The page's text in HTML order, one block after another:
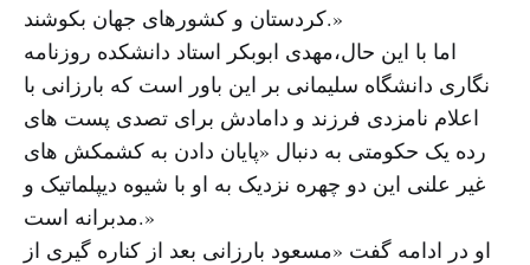
کردستان و کشورهای جهان بکوشند.»
اما با این حال،مهدی ابوبکر استاد دانشکده روزنامه
نگاری دانشگاه سلیمانی بر این باور است که بارزانی با
اعلام نامزدی فرزند و دامادش برای تصدی پست های
رده یک حکومتی به دنبال «پایان دادن به کشمکش های
غیر علنی این دو چهره نزدیک به او با شیوه دیپلماتیک و
مدبرانه است.»
او در ادامه گفت «مسعود بارزانی بعد از کناره گیری از